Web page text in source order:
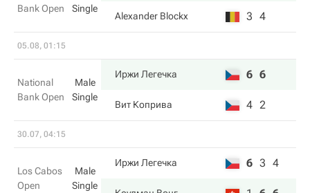
Bank Open
Single
Alexander Blockx 3 4
05.08, 01:15
National
Bank Open
Male
Single
Иржи Легечка 6 6
Вит Коприва 4 2
30.07, 04:15
Los Cabos
Open
Male
Single
Иржи Легечка 6 3 4